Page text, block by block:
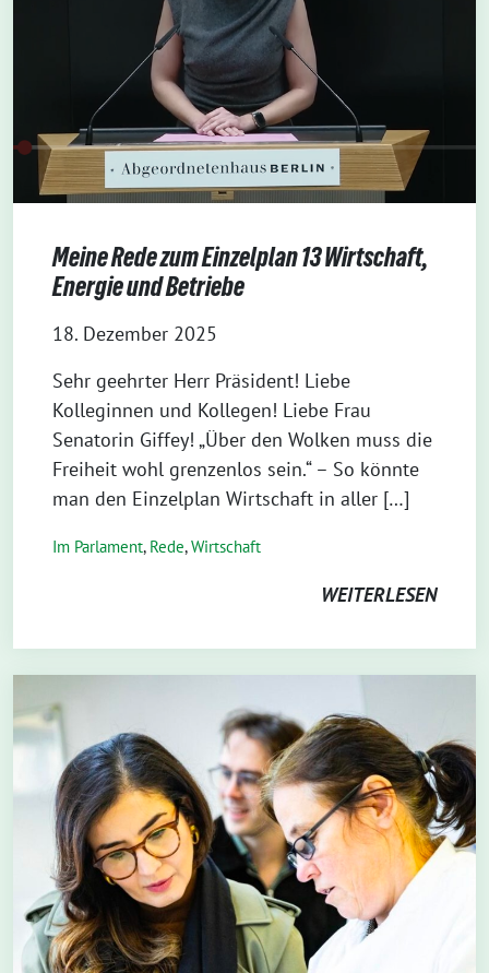
Meine Rede zum Einzelplan 13 Wirtschaft,
Energie und Betriebe
18. Dezember 2025
Sehr geehrter Herr Präsident! Liebe
Kolleginnen und Kollegen! Liebe Frau
Senatorin Giffey! „Über den Wolken muss die
Freiheit wohl grenzenlos sein.“ – So könnte
man den Einzelplan Wirtschaft in aller […]
Im Parlament, Rede,Wirtschaft
WEITERLESEN